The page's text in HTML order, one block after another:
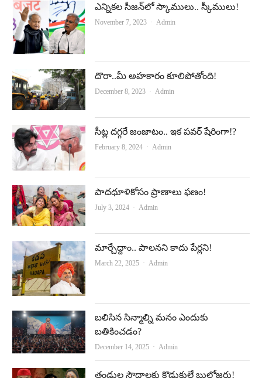
ఎన్నికల సీజన్‌లో స్కాములు.. స్కీములు!
November 7, 2023 Author
Admin
దొరా..మీ అహకారం కూలిపోతోంది!
December 8, 2023 Author
Admin
సీట్ల ద‌గ్గ‌రే జంజాటం.. ఇక ప‌వ‌ర్ షేరింగా!?
February 8, 2024 Author
Admin
పాదధూళికోసం ప్రాణాలు ఫణం!
July 3, 2024 Author
Admin
మార్చేద్దాం.. పాలనని కాదు పేర్లని!
March 22, 2025 Author
Admin
బలిసిన సిన్మాల్ని మనం ఎందుకు
బతికించడం?
December 14, 2025 Author
Admin
తండ్రుల సౌధాలకు కొడుకులే బుల్డోజర్లు!